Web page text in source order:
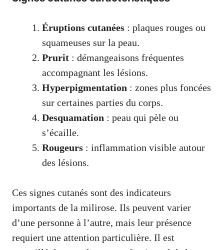
Éruptions cutanées : plaques rouges ou
squameuses sur la peau.
Prurit : démangeaisons fréquentes
accompagnant les lésions.
Hyperpigmentation : zones plus foncées
sur certaines parties du corps.
Desquamation : peau qui pèle ou
s’écaille.
Rougeurs : inflammation visible autour
des lésions.
Ces signes cutanés sont des indicateurs
importants de la milirose. Ils peuvent varier
d’une personne à l’autre, mais leur présence
requiert une attention particulière. Il est